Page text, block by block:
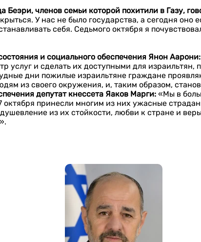
Беэри, членов семьи которой похитили в Газу,
У нас не было государства, а сегодня оно
себя. Седьмого октября я
и социального обеспечения Янон Аарони
услуг и сделать их доступными для
дни пожилые израильтяне граждане
из своего окружения, и, таким образом,
депутат кнессета Яаков Марги:«Мы в
принесли многим из них ужасные
из их стойкости, любви к стране и